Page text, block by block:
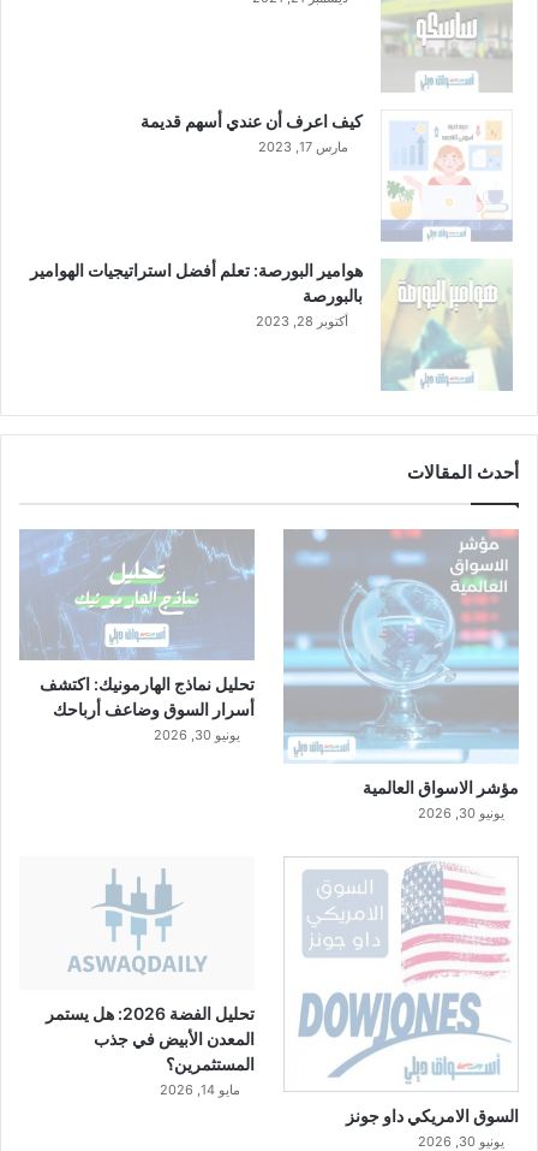
كيف اعرف أن عندي أسهم قديمة
مارس 17, 2023
هوامير البورصة: تعلم أفضل استراتيجيات الهوامير
بالبورصة
أكتوبر 28, 2023
أحدث المقالات
مؤشر الاسواق العالمية
يونيو 30, 2026
تحليل نماذج الهارمونيك: اكتشف
أسرار السوق وضاعف أرباحك
يونيو 30, 2026
السوق الامريكي داو جونز
يونيو 30, 2026
تحليل الفضة 2026: هل يستمر
المعدن الأبيض في جذب
المستثمرين؟
مايو 14, 2026